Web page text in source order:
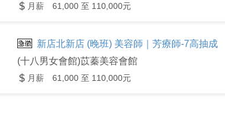
月薪 61,000 至 110,000元
新店北新店 (晚班) 美容師｜芳療師-7高抽成
(十八男女會館)苡蓁美容會館
月薪 61,000 至 110,000元